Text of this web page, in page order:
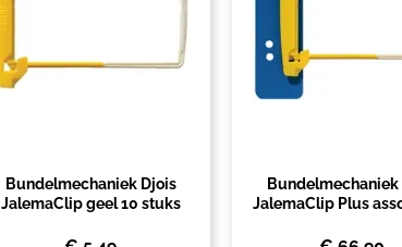
Bundelmechaniek Djois
JalemaClip geel 10 stuks
Bundelmechaniek
JalemaClip Plus